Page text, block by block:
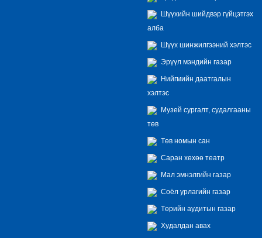
Шүүхийн шийдвэр гүйцэтгэх
алба
Шүүх шинжилгээний хэлтэс
Эрүүл мэндийн газар
Нийгмийн даатгалын
хэлтэс
Музей сургалт, судалгааны
төв
Төв номын сан
Саран хөхөө театр
Мал эмнэлгийн газар
Соёл урлагийн газар
Төрийн аудитын газар
Худалдан авах